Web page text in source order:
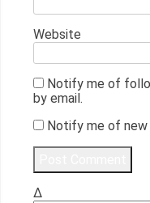
Website
Notify me of
by email.
Notify me of new
Δ